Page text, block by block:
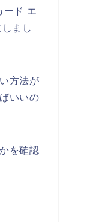
ド エ
まし
方法が
いいの
を確認